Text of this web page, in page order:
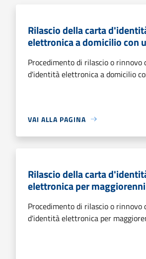
Rilascio della carta
elettronica a domicilio con
Procedimento di rilascio o rinnovo
d'identità elettronica a domicilio
VAI ALLA PAGINA
Rilascio della carta
elettronica per maggiorenni
Procedimento di rilascio o rinnovo
d'identità elettronica per